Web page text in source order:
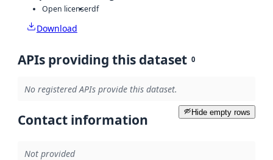
Open licenserdf
Download
APIs providing this dataset 0
No registered APIs provide this dataset.
Hide empty rows
Contact information
Not provided